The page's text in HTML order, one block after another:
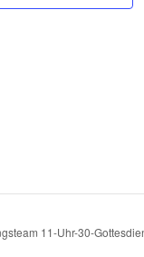
11-Uhr-30-